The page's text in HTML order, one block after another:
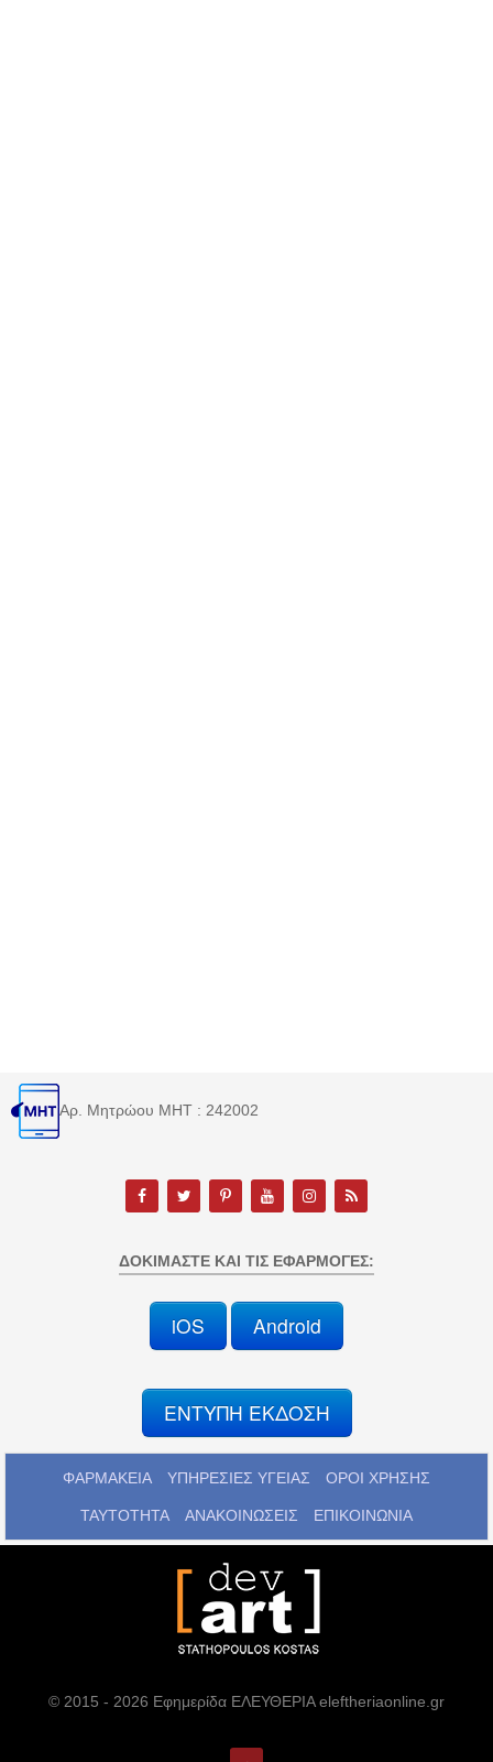
Αρ. Μητρώου MHT : 242002
ΔΟΚΙΜΆΣΤΕ ΚΑΙ ΤΙΣ ΕΦΑΡΜΟΓΈΣ:
iOS Android
ΕΝΤΥΠΗ ΕΚΔΟΣΗ
ΦΑΡΜΑΚΕΙΑ ΥΠΗΡΕΣΙΕΣ ΥΓΕΙΑΣ ΟΡΟΙ ΧΡΗΣΗΣ
ΤΑΥΤΟΤΗΤΑ ΑΝΑΚΟΙΝΩΣΕΙΣ ΕΠΙΚΟΙΝΩΝΙΑ
© 2015 - 2026 Εφημερίδα ΕΛΕΥΘΕΡΙΑ eleftheriaonline.gr